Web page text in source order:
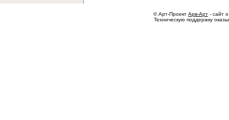
© Арт-Проект Арв-Арт - сайт
Техническую поддержку